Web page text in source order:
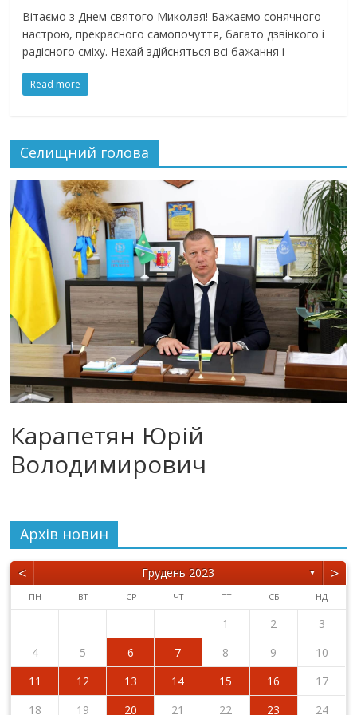
Вітаємо з Днем святого Миколая! Бажаємо сонячного
настрою, прекрасного самопочуття, багато дзвінкого і
радісного сміху. Нехай здійсняться всі бажання і
Read more
Селищний голова
Карапетян Юрій
Володимирович
Архiв новин
< Грудень 2023 ▼ >
ПН ВТ СР ЧТ ПТ СБ НД
1 2
3
4
5 6 7 8 9
10
11
12 13 14 15 16
17
18
19 20 21 22 23
24